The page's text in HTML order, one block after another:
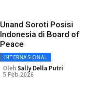
Unand Soroti Posisi
Indonesia di Board of
Peace
INTERNASIONAL
OlehSally Della Putri
5 Feb 2026